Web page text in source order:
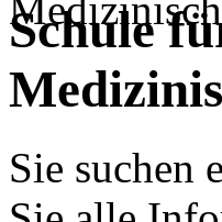
Schule
Sie suchen